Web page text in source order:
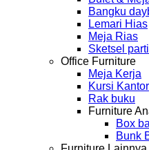
Bangku
Lemari Hias
Meja Rias
Sketsel
Office Furniture
Meja Kerja
Kursi Kantor
Rak buku
Furniture
Box
Bunk